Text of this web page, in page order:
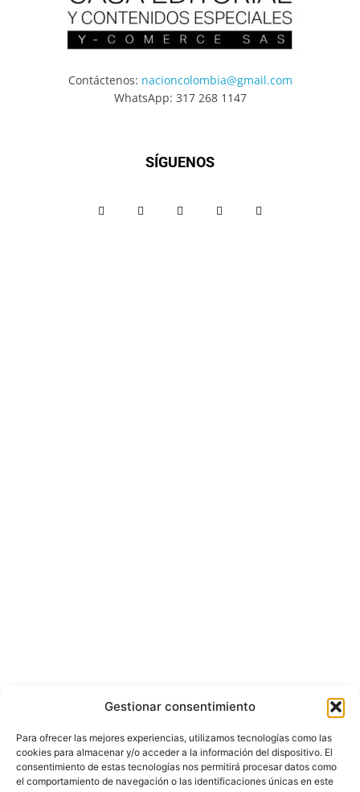
Gestionar consentimiento
Para ofrecer las mejores experiencias, utilizamos tecnologías como las
cookies para almacenar y/o acceder a la información del dispositivo. El
consentimiento de estas tecnologías nos permitirá procesar datos como
el comportamiento de navegación o las identificaciones únicas en este
Contáctenos: nacioncolombia@gmail.com
WhatsApp: 317 268 1147
SÍGUENOS